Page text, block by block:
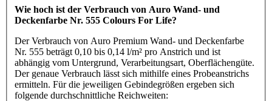
Wie hoch ist der Verbrauch von Auro Wand- und
Deckenfarbe Nr. 555 Colours For Life?
Der Verbrauch von Auro Premium Wand- und Deckenfarbe
Nr. 555 beträgt 0,10 bis 0,14 l/m² pro Anstrich und ist
abhängig vom Untergrund, Verarbeitungsart, Oberflächengüte.
Der genaue Verbrauch lässt sich mithilfe eines Probeanstrichs
ermitteln. Für die jeweiligen Gebindegrößen ergeben sich
folgende durchschnittliche Reichweiten: